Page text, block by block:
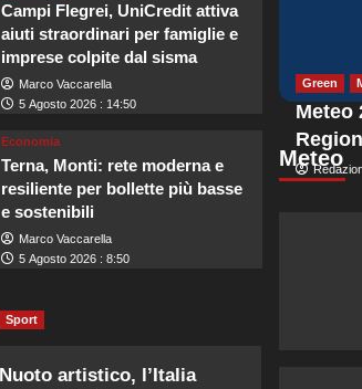
Campi Flegrei, UniCredit attiva
aiuti straordinari per famiglie e
imprese colpite dal sisma
Marco Vaccarella
5 Agosto 2026 : 14:50
Economia
Terna, Monti: rete moderna e
resiliente per bollette più basse
e sostenibili
Marco Vaccarella
5 Agosto 2026 : 8:50
Sport
Nuoto artistico, l’Italia
Meteo
Green
Meteo